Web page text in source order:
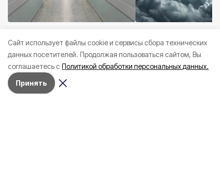
Cайт использует файлы cookie и сервисы сбора технических
данных посетителей. Продолжая пользоваться сайтом, Вы
соглашаетесь с Политикой обработки персональных данных.
Принять
1482 белгородца обратились
в больницу по поводу укусов
клещей
Четыре
ранения от ударов
стороны ВСУ